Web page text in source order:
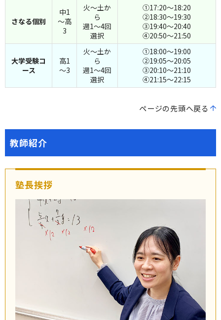
さなる個別
中1
～高
3
火～土か
ら
週1～4回
選択
①17:20～18:20
②18:30～19:30
③19:40～20:40
④20:50～21:50
大学受験コ
ース
高1
～3
火～土か
ら
週1～4回
選択
①18:00～19:00
②19:05～20:05
③20:10～21:10
④21:15～22:15
ページの先頭へ戻る
教師紹介
塾長挨拶